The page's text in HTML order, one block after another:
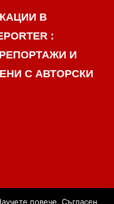
В
:
И
С АВТОРСКИ
повече. Съгласен